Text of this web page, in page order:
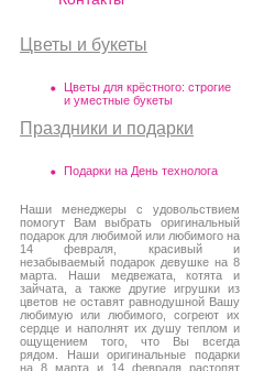
Цветы и букеты
Цветы для крёстного: строгие
и уместные букеты
Праздники и подарки
Подарки на День технолога
Наши менеджеры с удовольствием
помогут Вам выбрать оригинальный
подарок для любимой или любимого на
14 февраля, красивый и
незабываемый подарок девушке на 8
марта. Наши медвежата, котята и
зайчата, а также другие игрушки из
цветов не оставят равнодушной Вашу
любимую или любимого, согреют их
сердце и наполнят их душу теплом и
ощущением того, что Вы всегда
рядом. Наши оригинальные подарки
на 8 марта и 14 февраля растопят